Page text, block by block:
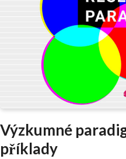
Výzkumné
příklady